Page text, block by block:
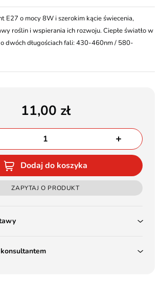
E27 o mocy 8W i szerokim kącie świecenia,
roślin i wspierania ich rozwoju. Ciepłe światło w
dwóch długościach fali: 430-460nm / 580-
11,00
Dodaj do koszyka
ZAPYTAJ O PRODUKT
Kurier 48H - 11 zł